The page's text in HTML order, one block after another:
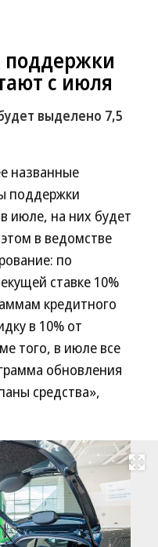
с июля
выделено 7,5
названные
поддержки
июле, на них будет
в ведомстве
по
ставке 10%
кредитного
в 10% от
того, в июле все
обновления
средства»,
Развернуть